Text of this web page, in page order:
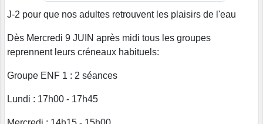
J-2 pour que nos adultes retrouvent les plaisirs de l'eau
Dès Mercredi 9 JUIN après midi tous les groupes
reprennent leurs créneaux habituels:
Groupe ENF 1 : 2 séances
Lundi : 17h00 - 17h45